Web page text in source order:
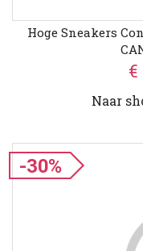
Hoge Sneakers
€
Naar
-30%